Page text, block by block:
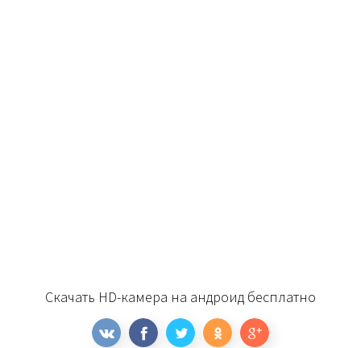
Скачать HD-камера на андроид бесплатно